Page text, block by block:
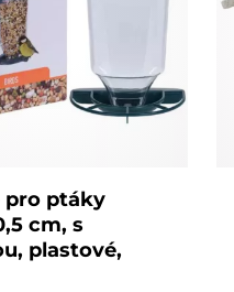
ptáky
cm, s
plastové,